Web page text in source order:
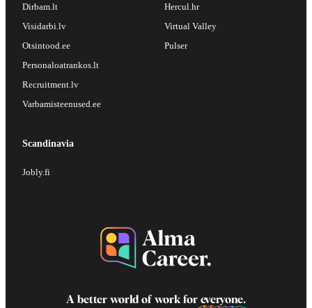
Dirbam.lt
Visidarbi.lv
Otsintood.ee
Personaloatrankos.lt
Recruitment.lv
Varbamisteenused.ee
Hercul.hr
Virtual Valley
Pulser
Scandinavia
Jobly.fi
A better world of work for everyone.